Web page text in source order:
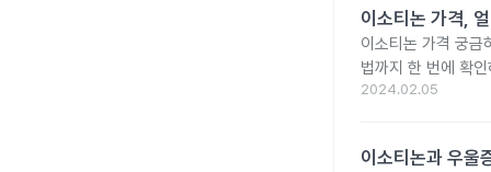
이소티논 가격,
이소티논 가격 궁금
법까지 한 번에 확
2024.02.05
이소티논과 우울